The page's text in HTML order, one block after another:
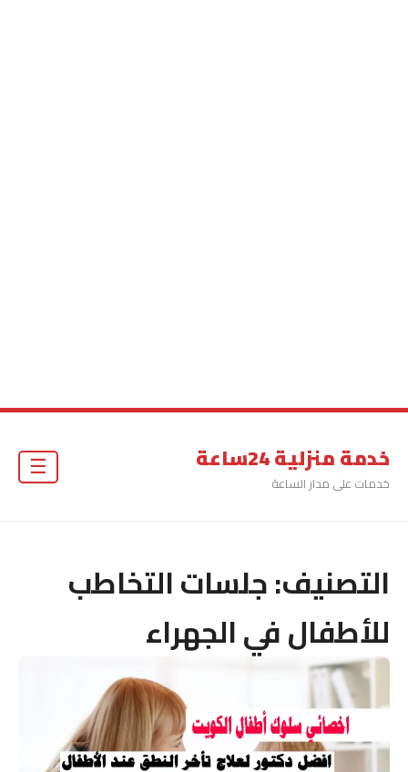
خدمة منزلية 24ساعة
خدمات على مدار الساعة
☰
التصنيف:جلسات التخاطب
للأطفال في الجهراء